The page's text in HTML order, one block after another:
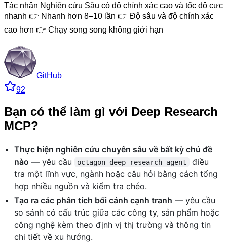
Tác nhân Nghiên cứu Sâu có độ chính xác cao và tốc độ cực
nhanh 👉 Nhanh hơn 8–10 lần 👉 Độ sâu và độ chính xác
cao hơn 👉 Chạy song song không giới hạn
GitHub
92
Bạn có thể làm gì với Deep Research
MCP?
Thực hiện nghiên cứu chuyên sâu về bất kỳ chủ đề
nào — yêu cầu octagon-deep-research-agent
điều
tra một lĩnh vực, ngành hoặc câu hỏi bằng cách tổng
hợp nhiều nguồn và kiểm tra chéo.
Tạo ra các phân tích bối cảnh cạnh tranh — yêu cầu
so sánh có cấu trúc giữa các công ty, sản phẩm hoặc
công nghệ kèm theo định vị thị trường và thông tin
chi tiết về xu hướng.